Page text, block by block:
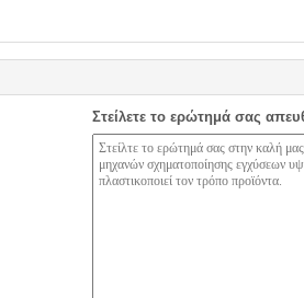
Στείλετε το ερώτημά σας